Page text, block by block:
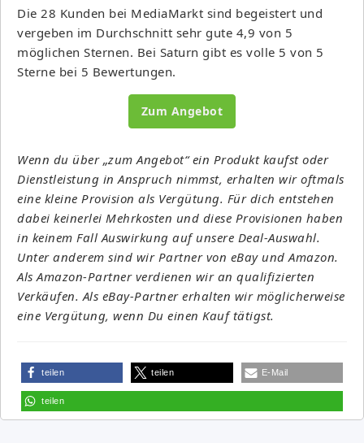
Die 28 Kunden bei MediaMarkt sind begeistert und
vergeben im Durchschnitt sehr gute 4,9 von 5
möglichen Sternen. Bei Saturn gibt es volle 5 von 5
Sterne bei 5 Bewertungen.
Zum Angebot
Wenn du über „zum Angebot“ ein Produkt kaufst oder
Dienstleistung in Anspruch nimmst, erhalten wir oftmals
eine kleine Provision als Vergütung. Für dich entstehen
dabei keinerlei Mehrkosten und diese Provisionen haben
in keinem Fall Auswirkung auf unsere Deal-Auswahl.
Unter anderem sind wir Partner von eBay und Amazon.
Als Amazon-Partner verdienen wir an qualifizierten
Verkäufen. Als eBay-Partner erhalten wir möglicherweise
eine Vergütung, wenn Du einen Kauf tätigst.
teilen teilen E-Mail
teilen